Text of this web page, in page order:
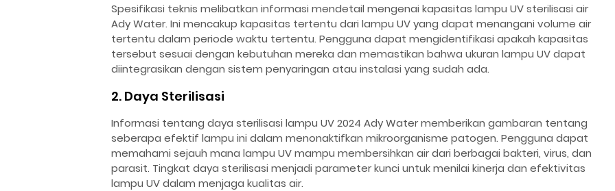
Spesifikasi teknis melibatkan informasi mendetail mengenai kapasitas lampu UV sterilisasi air
Ady Water. Ini mencakup kapasitas tertentu dari lampu UV yang dapat menangani volume air
tertentu dalam periode waktu tertentu. Pengguna dapat mengidentifikasi apakah kapasitas
tersebut sesuai dengan kebutuhan mereka dan memastikan bahwa ukuran lampu UV dapat
diintegrasikan dengan sistem penyaringan atau instalasi yang sudah ada.
2. Daya Sterilisasi
Informasi tentang daya sterilisasi lampu UV 2024 Ady Water memberikan gambaran tentang
seberapa efektif lampu ini dalam menonaktifkan mikroorganisme patogen. Pengguna dapat
memahami sejauh mana lampu UV mampu membersihkan air dari berbagai bakteri, virus, dan
parasit. Tingkat daya sterilisasi menjadi parameter kunci untuk menilai kinerja dan efektivitas
lampu UV dalam menjaga kualitas air.